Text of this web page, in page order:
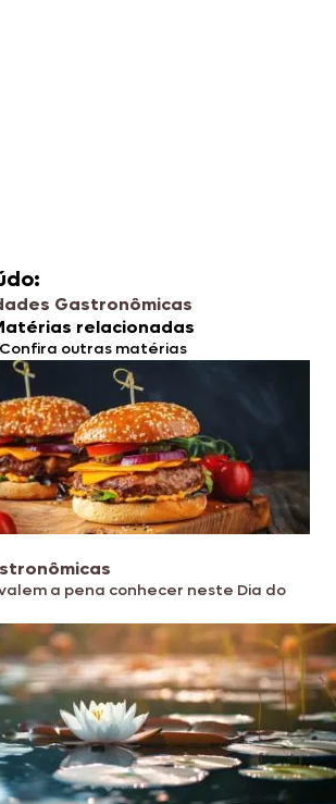
Gastronômicas
relacionadas
Confira outras matérias
a pena conhecer neste Dia do